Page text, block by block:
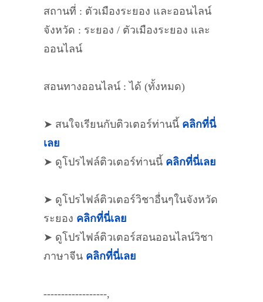
สถานที่ : ตัวเมืองระยอง และออนไลน์
จังหวัด : ระยอง / ตัวเมืองระยอง และ
ออนไลน์
สอนทางออนไลน์ : ได้ (ทั้งหมด)
➤ สนใจเรียนกับติวเตอร์ท่านนี้ คลิกที่นี่
เลย
➤ ดูโปรไฟล์ติวเตอร์ท่านนี้ คลิกที่นี่เลย
➤ ดูโปรไฟล์ติวเตอร์วิชาอื่นๆในจังหวัด
ระยอง คลิกที่นี่เลย
➤ ดูโปรไฟล์ติวเตอร์สอนออนไลน์วิชา
ภาษาจีน คลิกที่นี่เลย
------------------,